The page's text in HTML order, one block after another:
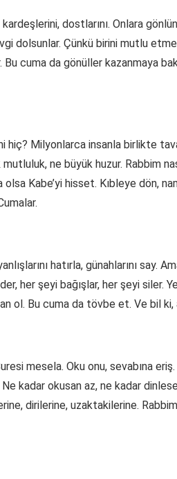
dostlarını. Onlara
dolsunlar. Çünkü birini mutlu
Bu cuma da gönüller kazanmaya
hiç? Milyonlarca insanla birlikte
ne büyük huzur. Rabbim
Kabe’yi hisset. Kıbleye dön,
hatırla, günahlarını say.
her şeyi bağışlar, her şeyi siler.
ol. Bu cuma da tövbe et. Ve bil ki,
mesela. Oku onu, sevabına
Ne kadar okusan az, ne kadar
dirilerine, uzaktakilerine.